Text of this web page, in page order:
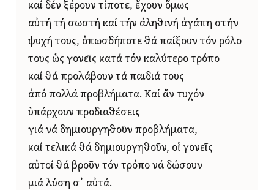
καί δέν ξέρουν τίποτε, ἔχουν ὅμως
αὐτή τή σωστή καί τήν ἀληθινή ἀγάπη στήν
ψυχή τους, ὁπωσδήποτε θά παίξουν τόν ρόλο
τους ὡς γονεῖς κατά τόν καλύτερο τρόπο
καί θά προλάβουν τά παιδιά τους
ἀπό πολλά προβλήματα. Καί ἄν τυχόν
ὑπάρχουν προδιαθέσεις
γιά νά δημιουργηθοῦν προβλήματα,
καί τελικά θά δημιουργηθοῦν, οἱ γονεῖς
αὐτοί θά βροῦν τόν τρόπο νά δώσουν
μιά λύση σ᾿ αὐτά.